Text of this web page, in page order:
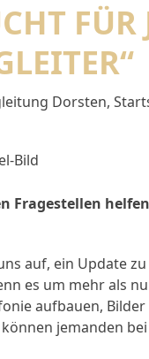
FÜR
Dorsten,
Fragestellen
auf, ein Update
es um mehr als
aufbauen,
jemanden